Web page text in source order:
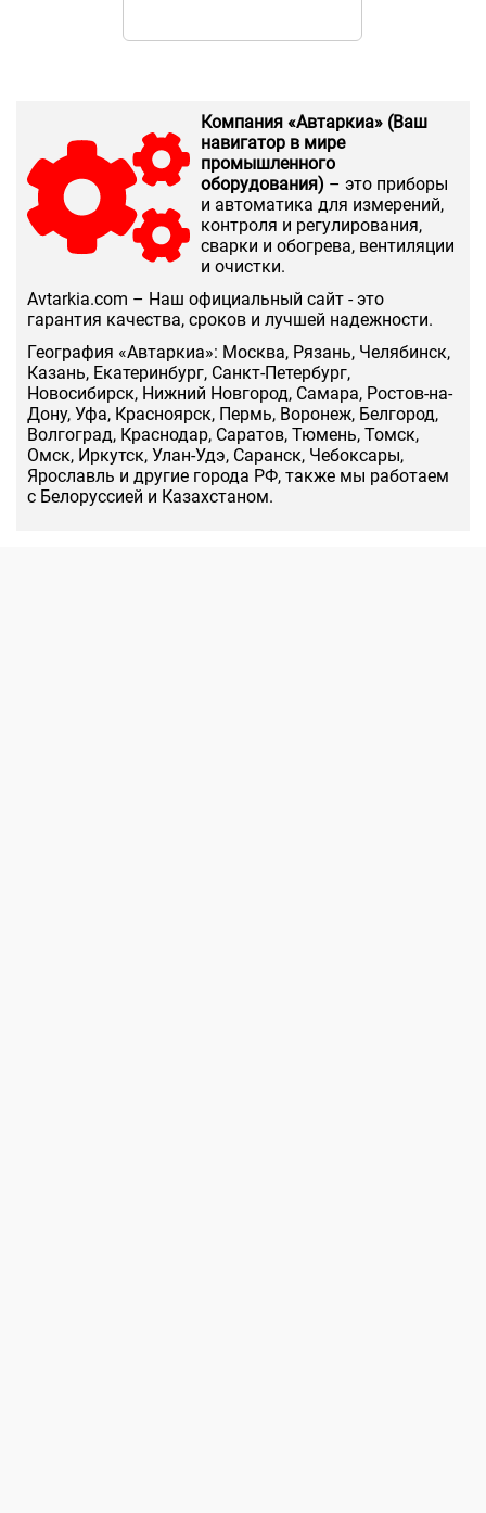
Компания «Автаркиа» (Ваш
навигатор в мире
промышленного
оборудования) – это приборы
и автоматика для измерений,
контроля и регулирования,
сварки и обогрева, вентиляции
и очистки.
Аvtarkia.com – Наш официальный сайт - это
гарантия качества, сроков и лучшей надежности.
География «Автаркиа»: Москва, Рязань, Челябинск,
Казань, Екатеринбург, Санкт-Петербург,
Новосибирск, Нижний Новгород, Самара, Ростов-на-
Дону, Уфа, Красноярск, Пермь, Воронеж, Белгород,
Волгоград, Краснодар, Саратов, Тюмень, Томск,
Омск, Иркутск, Улан-Удэ, Саранск, Чебоксары,
Ярославль и другие города РФ, также мы работаем
с Белоруссией и Казахстаном.